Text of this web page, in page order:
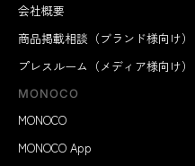
会社概要
商品掲載相談（ブランド様向け）
プレスルーム（メディア様向け）
MONOCO
MONOCO
MONOCO App